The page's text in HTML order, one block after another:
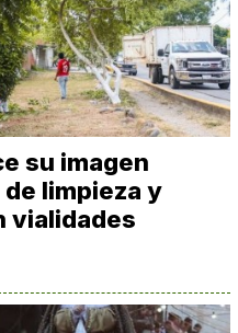
su imagen
limpieza y
vialidades